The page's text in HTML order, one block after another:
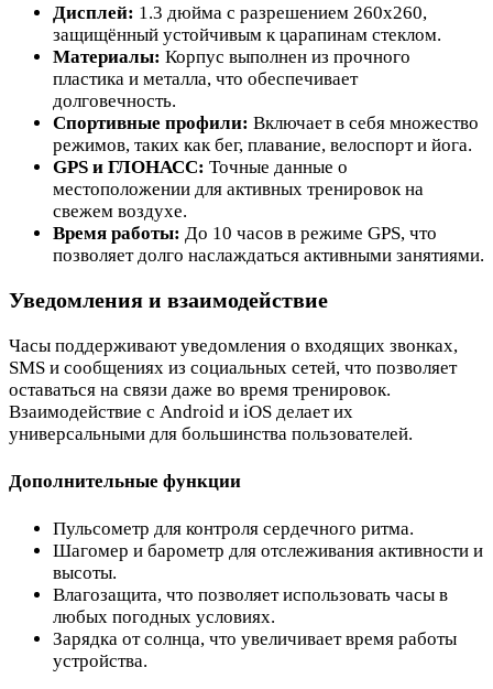
Дисплей: 1.3 дюйма с разрешением 260x260,
защищённый устойчивым к царапинам стеклом.
Материалы: Корпус выполнен из прочного
пластика и металла, что обеспечивает
долговечность.
Спортивные профили: Включает в себя множество
режимов, таких как бег, плавание, велоспорт и йога.
GPS и ГЛОНАСС: Точные данные о
местоположении для активных тренировок на
свежем воздухе.
Время работы: До 10 часов в режиме GPS, что
позволяет долго наслаждаться активными занятиями.
Уведомления и взаимодействие
Часы поддерживают уведомления о входящих звонках,
SMS и сообщениях из социальных сетей, что позволяет
оставаться на связи даже во время тренировок.
Взаимодействие с Android и iOS делает их
универсальными для большинства пользователей.
Дополнительные функции
Пульсометр для контроля сердечного ритма.
Шагомер и барометр для отслеживания активности и
высоты.
Влагозащита, что позволяет использовать часы в
любых погодных условиях.
Зарядка от солнца, что увеличивает время работы
устройства.